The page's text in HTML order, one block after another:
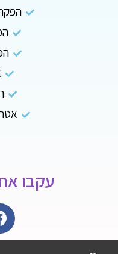
עקבו